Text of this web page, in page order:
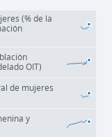
(% de la
OIT)
de mujeres
y